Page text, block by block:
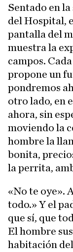
Sentado en la
del Hospital,
pantalla del
muestra la
campos.
propone un
pondremos
otro lado, en
ahora, sin
moviendo la
hombre la
bonita,
la perrita,
«No te oye».
todo.» Y el
que sí, que
El hombre
habitación